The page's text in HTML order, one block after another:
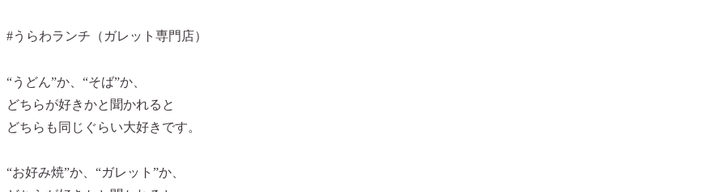
#うらわランチ（ガレット専門店）
“うどん”か、“そば”か、
どちらが好きかと聞かれると
どちらも同じぐらい大好きです。
“お好み焼”か、“ガレット”か、